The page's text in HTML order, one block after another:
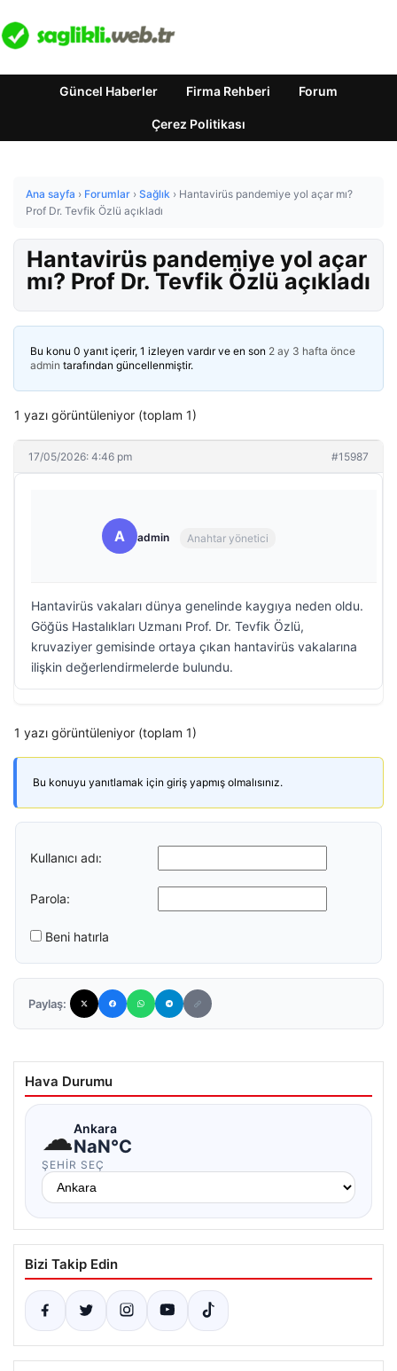
Güncel Haberler Firma Rehberi Forum
Çerez Politikası
Ana sayfa › Forumlar › Sağlık › Hantavirüs pandemiye yol açar mı?
Prof Dr. Tevfik Özlü açıkladı
Hantavirüs pandemiye yol açar
mı? Prof Dr. Tevfik Özlü açıkladı
Bu konu 0 yanıt içerir, 1 izleyen vardır ve en son 2 ay 3 hafta önce
admin tarafından güncellenmiştir.
1 yazı görüntüleniyor (toplam 1)
17/05/2026: 4:46 pm #15987
A admin Anahtar yönetici
Hantavirüs vakaları dünya genelinde kaygıya neden oldu.
Göğüs Hastalıkları Uzmanı Prof. Dr. Tevfik Özlü,
kruvaziyer gemisinde ortaya çıkan hantavirüs vakalarına
ilişkin değerlendirmelerde bulundu.
1 yazı görüntüleniyor (toplam 1)
Bu konuyu yanıtlamak için giriş yapmış olmalısınız.
Kullanıcı adı:
Parola:
Beni hatırla
Paylaş:
Hava Durumu
☁Ankara
NaN°C
ŞEHIR SEÇ
Bizi Takip Edin